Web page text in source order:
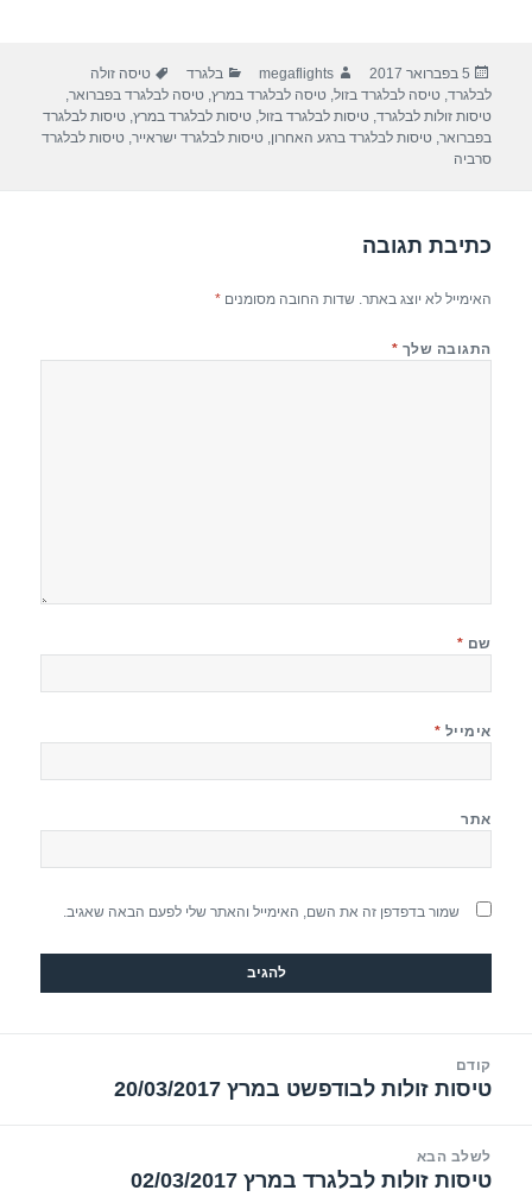
e
b
k
gr
a
s
A
e
פורסם
בתאריך
5 בפברואר 2017 מחבר
megaflights קטגוריות
בלגרד תגיות
טיסה זולה
לבלגרד,טיסה לבלגרד בזול,טיסה לבלגרד במרץ,טיסה לבלגרד בפברואר,
טיסות זולות לבלגרד,טיסות לבלגרד בזול,טיסות לבלגרד במרץ,טיסות לבלגרד
בפברואר,טיסות לבלגרד ברגע האחרון,טיסות לבלגרד ישראייר,טיסות לבלגרד
סרביה
כתיבת תגובה
האימייל לא יוצג באתר. שדות החובה מסומנים*
התגובה שלך *
שם *
אימייל *
אתר
שמור בדפדפן זה את השם, האימייל והאתר שלי לפעם הבאה שאגיב.
קודם
הפוסט
טיסות זולות לבודפשט במרץ 20/03/2017
לשלב הבא
הפוסט
טיסות זולות לבלגרד במרץ 02/03/2017